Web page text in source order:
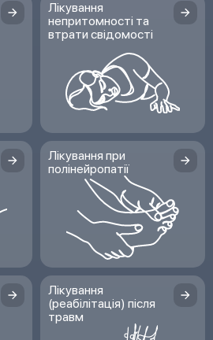
Лікування
непритомності та
втрати свідомості
Лікування при
полінейропатії
Лікування
(реабілітація) після
травм